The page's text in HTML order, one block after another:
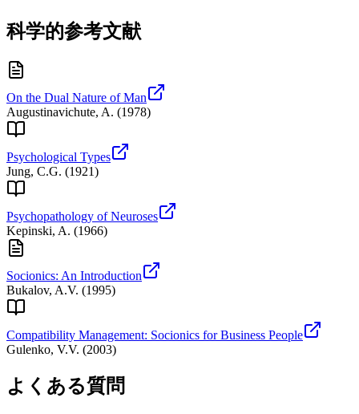
科学的参考文献
On the Dual Nature of Man
Augustinavichute, A. (1978)
Psychological Types
Jung, C.G. (1921)
Psychopathology of Neuroses
Kepinski, A. (1966)
Socionics: An Introduction
Bukalov, A.V. (1995)
Compatibility Management: Socionics for Business People
Gulenko, V.V. (2003)
よくある質問